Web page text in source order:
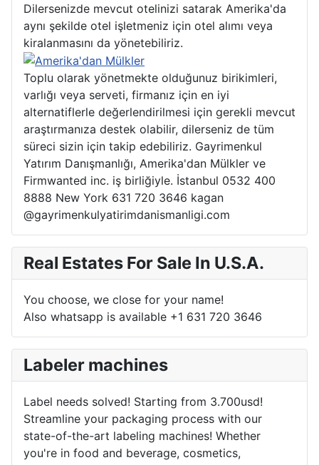
Dilersenizde mevcut otelinizi satarak Amerika'da
aynı şekilde otel işletmeniz için otel alımı veya
kiralanmasını da yönetebiliriz.
Toplu olarak yönetmekte olduğunuz birikimleri,
varlığı veya serveti, firmanız için en iyi
alternatiflerle değerlendirilmesi için gerekli mevcut
araştırmanıza destek olabilir, dilerseniz de tüm
süreci sizin için takip edebiliriz. Gayrimenkul
Yatırım Danışmanlığı, Amerika'dan Mülkler ve
Firmwanted inc. iş birliğiyle. İstanbul 0532 400
8888 New York 631 720 3646 kagan
@gayrimenkulyatirimdanismanligi.com
Real Estates For Sale In U.S.A.
You choose, we close for your name!
Also whatsapp is available +1 631 720 3646
Labeler machines
Label needs solved! Starting from 3.700usd!
Streamline your packaging process with our
state-of-the-art labeling machines! Whether
you're in food and beverage, cosmetics,